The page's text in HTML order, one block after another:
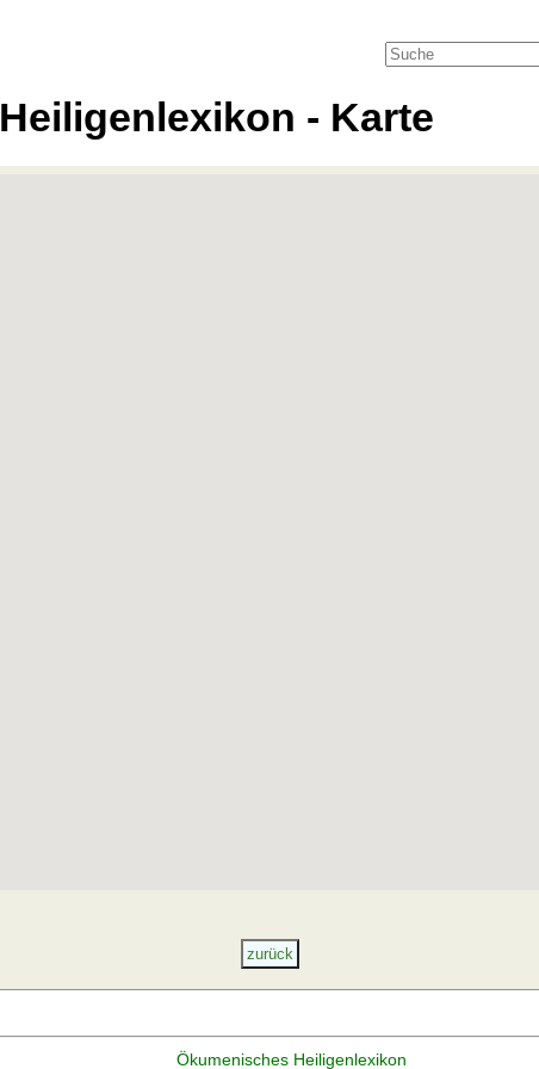
Heiligenlexikon - Karte
Ökumenisches Heiligenlexikon